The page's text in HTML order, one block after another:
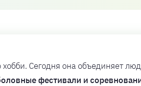
Сегодня она объединяет
фестивали и